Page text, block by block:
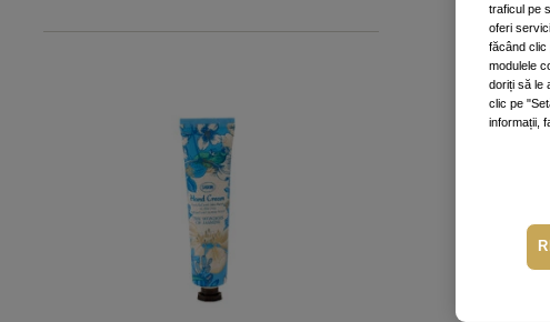
traficul pe
oferi
făcând clic
modulele
doriți să le
clic pe
informații,